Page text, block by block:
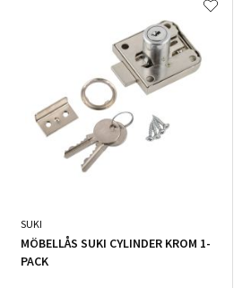
SUKI
MÖBELLÅS SUKI CYLINDER KROM 1-
PACK